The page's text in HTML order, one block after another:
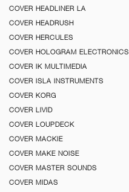
COVER HEADLINER LA
COVER HEADRUSH
COVER HERCULES
COVER HOLOGRAM ELECTRONICS
COVER IK MULTIMEDIA
COVER ISLA INSTRUMENTS
COVER KORG
COVER LIVID
COVER LOUPDECK
COVER MACKIE
COVER MAKE NOISE
COVER MASTER SOUNDS
COVER MIDAS